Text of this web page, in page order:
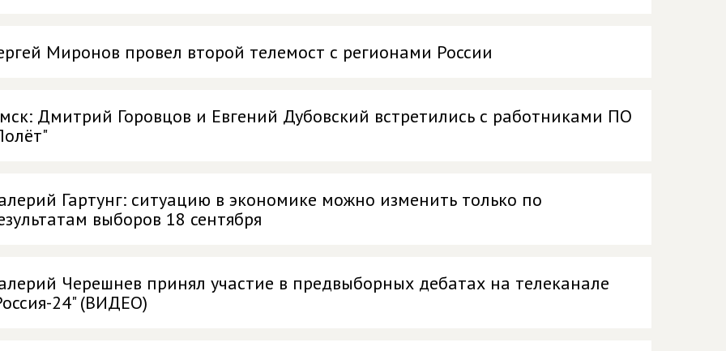
Миронов провел второй телемост с регионами России
Дмитрий Горовцов и Евгений Дубовский встретились с работниками ПО
Гартунг: ситуацию в экономике можно изменить только по
выборов 18 сентября
Черешнев принял участие в предвыборных дебатах на телеканале
24" (ВИДЕО)